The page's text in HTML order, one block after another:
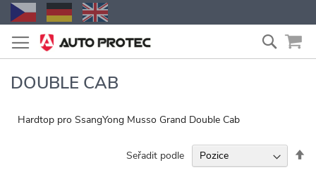
Přejít
na
obsah
DOUBLE CAB
Hardtop pro SsangYong Musso Grand Double Cab
Seřadit podle